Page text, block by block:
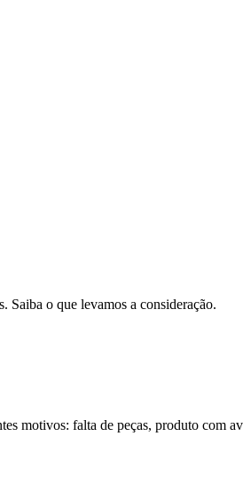
Saiba o que levamos a consideração.
motivos: falta de peças, produto com